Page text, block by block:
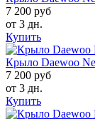
7 200 руб
от 3 дн.
Купить
Крыло Daewoo
7 200 руб
от 3 дн.
Купить